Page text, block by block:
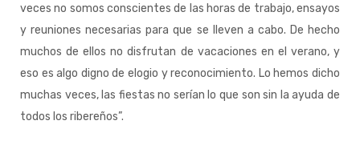
veces no somos conscientes de las horas de trabajo, ensayos
y reuniones necesarias para que se lleven a cabo. De hecho
muchos de ellos no disfrutan de vacaciones en el verano, y
eso es algo digno de elogio y reconocimiento. Lo hemos dicho
muchas veces, las fiestas no serían lo que son sin la ayuda de
todos los ribereños”.